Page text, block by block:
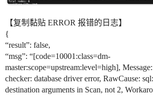
【复制黏贴 ERROR 报错的日志】
{
“result”: false,
“msg”: “[code=10001:class=dm-
master:scope=upstream:level=high],
checker: database driver error, RawCause:
destination arguments in Scan, not 2,